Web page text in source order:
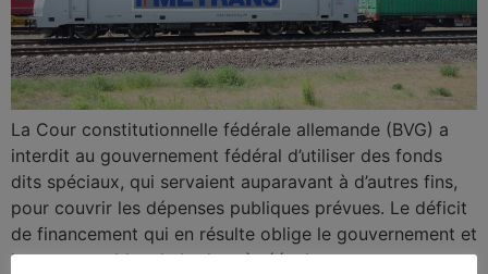
La Cour constitutionnelle fédérale allemande (BVG) a
interdit au gouvernement fédéral d’utiliser des fonds
dits spéciaux, qui servaient auparavant à d’autres fins,
pour couvrir les dépenses publiques prévues. Le déficit
de financement qui en résulte oblige le gouvernement et
les responsables du budget à réévaluer